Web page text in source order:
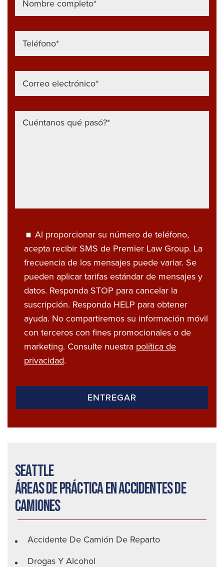
solo
Al proporcionar su número de teléfono,
acepta recibir SMS de Premier Law Group. La
frecuencia de los mensajes puede variar. Se
pueden aplicar tarifas estándar de mensajes y
datos. Responda STOP para cancelar la
suscripción. Responda HELP para obtener
ayuda. No compartiremos su información móvil
con terceros con fines promocionales o de
marketing. Consulte nuestra política de
privacidad.
Seattle
Áreas de práctica en accidentes de
camiones
Accidente De Camión De Reparto
Drogas Y Alcohol